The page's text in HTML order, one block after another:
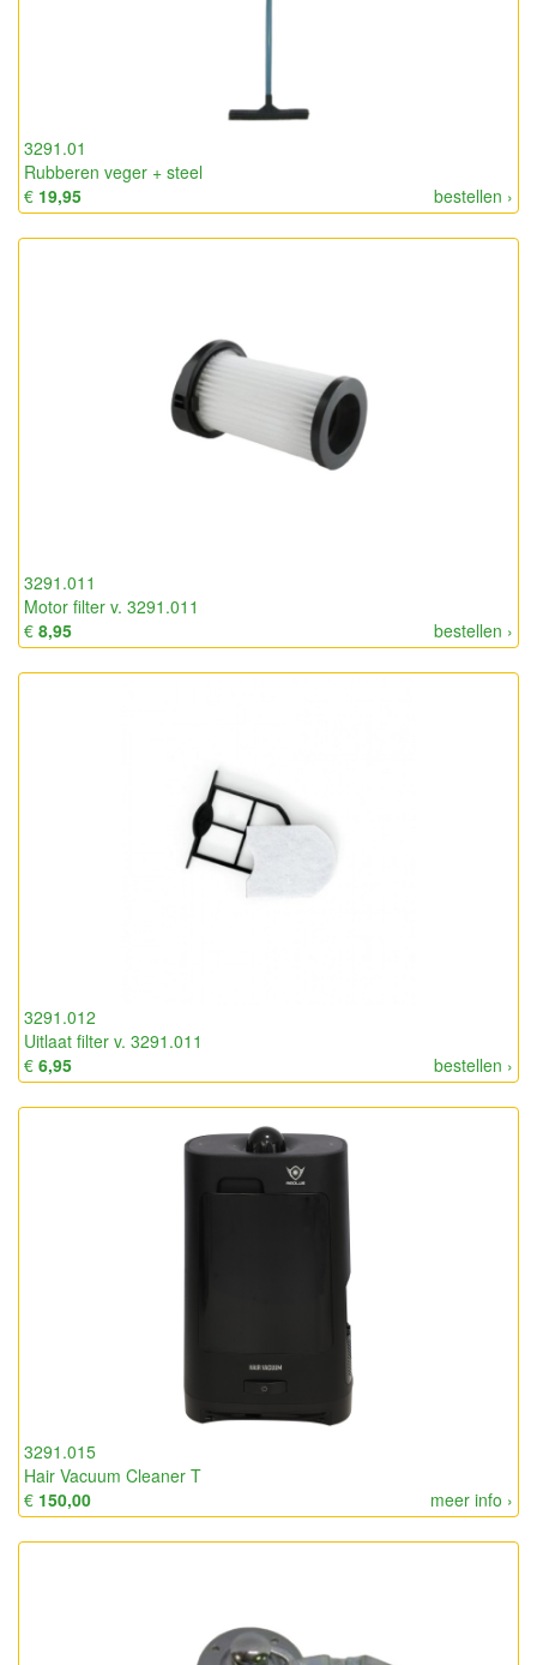
3291.01
Rubberen veger + steel
bestellen ›
€ 19,95
3291.011
Motor filter v. 3291.011
bestellen ›
€ 8,95
3291.012
Uitlaat filter v. 3291.011
bestellen ›
€ 6,95
3291.015
Hair Vacuum Cleaner T
meer info ›
€ 150,00